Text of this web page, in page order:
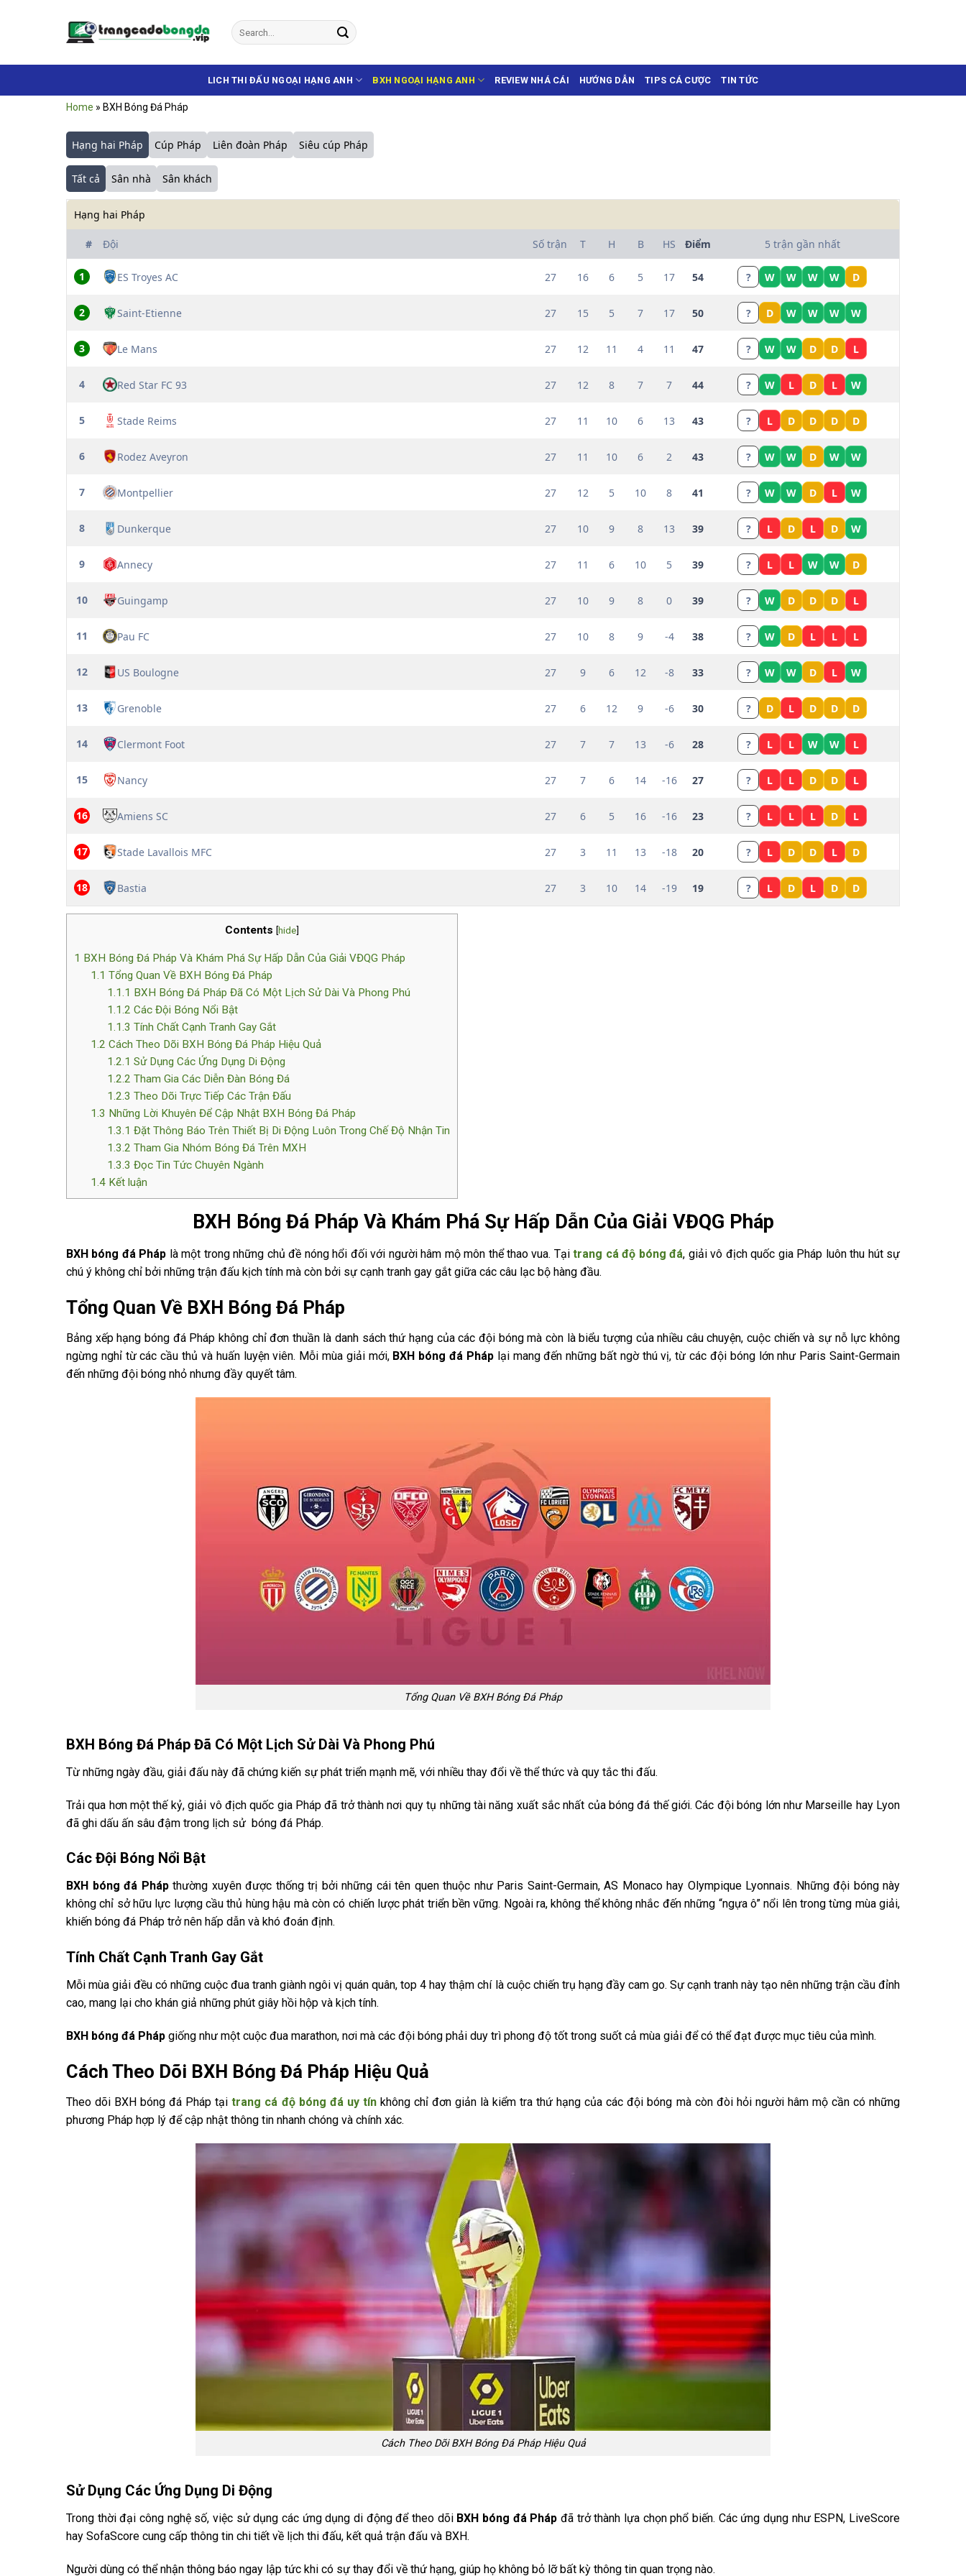
dung
LICH THI ĐẤU NGOẠI HẠNG ANH BXH NGOẠI HẠNG ANH REVIEW NHÁ CÁI HƯỚNG DẪN TIPS CÁ CƯỢC TIN TỨC
Home » BXH Bóng Đá Pháp
Hạng hai Pháp Cúp Pháp Liên đoàn Pháp Siêu cúp Pháp
Tất cả Sân nhà Sân khách
Hạng hai Pháp
# Đội Số trận T H B HS Điểm 5 trận gần nhất
1 ES Troyes AC 27 16 6 5 17 54 ? W W W W D
2 Saint-Etienne 27 15 5 7 17 50 ? D W W W W
3 Le Mans 27 12 11 4 11 47 ? W W D D L
4 Red Star FC 93 27 12 8 7 7 44 ? W L D L W
5 Stade Reims 27 11 10 6 13 43 ? L D D D D
6 Rodez Aveyron 27 11 10 6 2 43 ? W W D W W
7 Montpellier 27 12 5 10 8 41 ? W W D L W
8 Dunkerque 27 10 9 8 13 39 ? L D L D W
9 Annecy 27 11 6 10 5 39 ? L L W W D
10 Guingamp 27 10 9 8 0 39 ? W D D D L
11 Pau FC 27 10 8 9 -4 38 ? W D L L L
12 US Boulogne 27 9 6 12 -8 33 ? W W D L W
13 Grenoble 27 6 12 9 -6 30 ? D L D D D
14 Clermont Foot 27 7 7 13 -6 28 ? L L W W L
15 Nancy 27 7 6 14 -16 27 ? L L D D L
16 Amiens SC 27 6 5 16 -16 23 ? L L L D L
17 Stade Lavallois MFC 27 3 11 13 -18 20 ? L D D L D
18 Bastia 27 3 10 14 -19 19 ? L D L D D
Contents [hide]
1 BXH Bóng Đá Pháp Và Khám Phá Sự Hấp Dẫn Của Giải VĐQG Pháp
1.1 Tổng Quan Về BXH Bóng Đá Pháp
1.1.1 BXH Bóng Đá Pháp Đã Có Một Lịch Sử Dài Và Phong Phú
1.1.2 Các Đội Bóng Nổi Bật
1.1.3 Tính Chất Cạnh Tranh Gay Gắt
1.2 Cách Theo Dõi BXH Bóng Đá Pháp Hiệu Quả
1.2.1 Sử Dụng Các Ứng Dụng Di Động
1.2.2 Tham Gia Các Diễn Đàn Bóng Đá
1.2.3 Theo Dõi Trực Tiếp Các Trận Đấu
1.3 Những Lời Khuyên Để Cập Nhật BXH Bóng Đá Pháp
1.3.1 Đặt Thông Báo Trên Thiết Bị Di Động Luôn Trong Chế Độ Nhận Tin
1.3.2 Tham Gia Nhóm Bóng Đá Trên MXH
1.3.3 Đọc Tin Tức Chuyên Ngành
1.4Kết luận
BXH Bóng Đá Pháp Và Khám Phá Sự Hấp Dẫn Của Giải VĐQG Pháp
BXH bóng đá Pháp là một trong những chủ đề nóng hổi đối với người hâm mộ môn thể thao vua. Tạitrang cá độ bóng đá, giải vô địch quốc gia Pháp luôn thu hút sự
chú ý không chỉ bởi những trận đấu kịch tính mà còn bởi sự cạnh tranh gay gắt giữa các câu lạc bộ hàng đầu.
Tổng Quan Về BXH Bóng Đá Pháp
Bảng xếp hạng bóng đá Pháp không chỉ đơn thuần là danh sách thứ hạng của các đội bóng mà còn là biểu tượng của nhiều câu chuyện, cuộc chiến và sự nỗ lực không
ngừng nghỉ từ các cầu thủ và huấn luyện viên. Mỗi mùa giải mới, BXH bóng đá Pháplại mang đến những bất ngờ thú vị, từ các đội bóng lớn như Paris Saint-Germain
đến những đội bóng nhỏ nhưng đầy quyết tâm.
Tổng Quan Về BXH Bóng Đá Pháp
BXH Bóng Đá Pháp Đã Có Một Lịch Sử Dài Và Phong Phú
Từ những ngày đầu, giải đấu này đã chứng kiến sự phát triển mạnh mẽ, với nhiều thay đổi về thể thức và quy tắc thi đấu.
Trải qua hơn một thế kỷ, giải vô địch quốc gia Pháp đã trở thành nơi quy tụ những tài năng xuất sắc nhất của bóng đá thế giới. Các đội bóng lớn như Marseille hay Lyon
đã ghi dấu ấn sâu đậm trong lịch sử bóng đá Pháp.
Các Đội Bóng Nổi Bật
BXH bóng đá Phápthường xuyên được thống trị bởi những cái tên quen thuộc như Paris Saint-Germain, AS Monaco hay Olympique Lyonnais. Những đội bóng này
không chỉ sở hữu lực lượng cầu thủ hùng hậu mà còn có chiến lược phát triển bền vững. Ngoài ra, không thể không nhắc đến những “ngựa ô” nổi lên trong từng mùa giải,
khiến bóng đá Pháp trở nên hấp dẫn và khó đoán định.
Tính Chất Cạnh Tranh Gay Gắt
Mỗi mùa giải đều có những cuộc đua tranh giành ngôi vị quán quân, top 4 hay thậm chí là cuộc chiến trụ hạng đầy cam go. Sự cạnh tranh này tạo nên những trận cầu đỉnh
cao, mang lại cho khán giả những phút giây hồi hộp và kịch tính.
BXH bóng đá Pháp giống như một cuộc đua marathon, nơi mà các đội bóng phải duy trì phong độ tốt trong suốt cả mùa giải để có thể đạt được mục tiêu của mình.
Cách Theo Dõi BXH Bóng Đá Pháp Hiệu Quả
Theo dõi BXH bóng đá Pháp tạitrang cá độ bóng đá uy tínkhông chỉ đơn giản là kiểm tra thứ hạng của các đội bóng mà còn đòi hỏi người hâm mộ cần có những
phương Pháp hợp lý để cập nhật thông tin nhanh chóng và chính xác.
Cách Theo Dõi BXH Bóng Đá Pháp Hiệu Quả
Sử Dụng Các Ứng Dụng Di Động
Trong thời đại công nghệ số, việc sử dụng các ứng dụng di động để theo dõi BXH bóng đá Pháp đã trở thành lựa chọn phổ biến. Các ứng dụng như ESPN, LiveScore
hay SofaScore cung cấp thông tin chi tiết về lịch thi đấu, kết quả trận đấu và BXH.
Người dùng có thể nhận thông báo ngay lập tức khi có sự thay đổi về thứ hạng, giúp họ không bỏ lỡ bất kỳ thông tin quan trọng nào.